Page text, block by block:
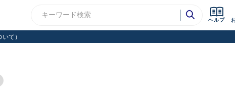
ヘルプ
て）